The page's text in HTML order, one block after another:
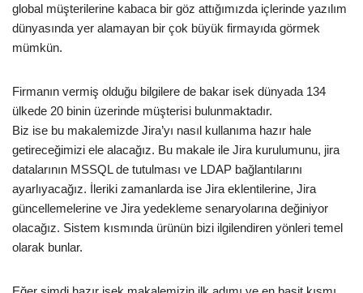
global müşterilerine kabaca bir göz attığımızda içlerinde yazılım
dünyasında yer alamayan bir çok büyük firmayıda görmek
mümkün.
Firmanın vermiş olduğu bilgilere de bakar isek dünyada 134
ülkede 20 binin üzerinde müşterisi bulunmaktadır.
Biz ise bu makalemizde Jira’yı nasıl kullanıma hazır hale
getireceğimizi ele alacağız. Bu makale ile Jira kurulumunu, jira
datalarının MSSQL de tutulması ve LDAP bağlantılarını
ayarlıyacağız. İleriki zamanlarda ise Jira eklentilerine, Jira
güncellemelerine ve Jira yedekleme senaryolarına değiniyor
olacağız. Sistem kısmında ürünün bizi ilgilendiren yönleri temel
olarak bunlar.